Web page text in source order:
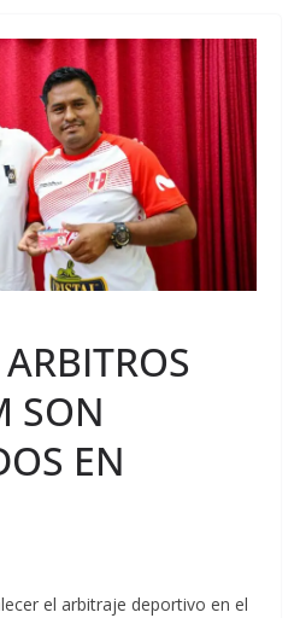
SON
EN
el arbitraje deportivo en el